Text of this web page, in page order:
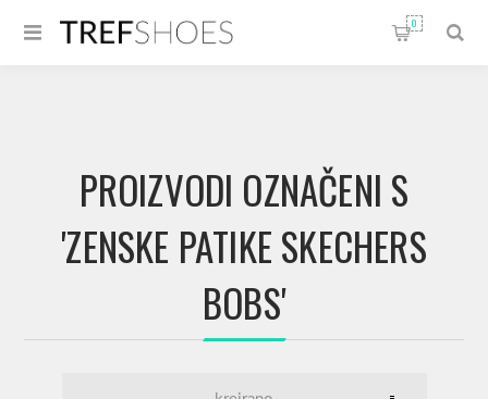
0
PROIZVODI OZNAČENI S
'ZENSKE PATIKE SKECHERS
BOBS'